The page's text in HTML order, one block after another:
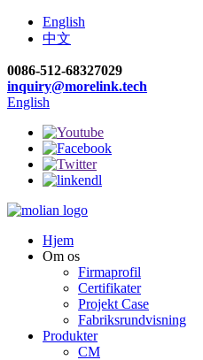
English
中文
0086-512-68327029
inquiry@morelink.tech
English
Hjem
Om os
Firmaprofil
Certifikater
Projekt Case
Fabriksrundvisning
Produkter
CM